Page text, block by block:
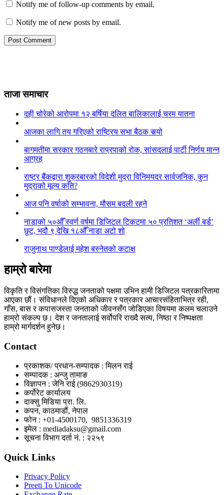
Notify me of follow-up comments by email.
Notify me of new posts by email.
ताजा समाचार
दही चोरेको आरोपमा १२ बर्षिया दलित बालिकालाई चरम यातना
आजका लागि तय गरिएको राष्ट्रिय सभा बैठक सर्‍यो
बागमतीमा सरकार गठनबारे राप्रपाको रोक, सांसदलाई पार्टी निर्णय मान्न
आग्रह
राष्ट्र बैंकद्वारा शुक्रबारको विदेशी मुद्रा विनिमयदर सार्वजनिक, कुन
मुद्राको मूल्य कति?
आज पनि वर्षाको सम्भावना, मौसम बदली रहने
नाडाको ५०औँ स्वर्ण वर्षमा डिजिटल टिकटमा ५० प्रतिशत ‘अर्ली बर्ड’
छुट, भदौ ९ देखि १८औँ नाडा अटो शो
राजुनाथ पाण्डेलाई महेश बस्नेतको कटाक्ष
हाम्रो बारेमा
विकृति र विसंगतिका विरुद्ध जनताको पक्षमा उभिन हामी डिजिटल पत्रकारितामा
आएका छौं। संविधानले दिएको अधिकार र पत्रकार आचारसंहिताभित्र रही,
गाँस, बास र कपासजस्ता जनताको जीवनसँग जोडिएका विषयमा कलम चलाउने
हाम्रो संकल्प छ। देश र जनतालाई सर्वोपरि राख्दै सत्य, निष्ठा र निष्पक्षता
हाम्रो मार्गदर्शन हुनेछ।
Contact
प्रकाशक/ प्रधान-सम्पादक : मिलन राई
सम्पादक : अन्जु तामाङ
विज्ञापन : जेनि राई (9862930319)
कर्पोरेट कार्यालय
दाक्सु मिडिया प्रा. लि.
कपन, काठमाडौं, नेपाल
फोन : +01-4500170, 9851336319
इमेल : mediadaksu@gmail.com
सूचना विभाग दर्ता नं. : २२५९
Quick Links
Privacy Policy
Preeti To Unicode